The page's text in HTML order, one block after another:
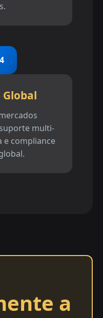
Global
multi-
e compliance
a